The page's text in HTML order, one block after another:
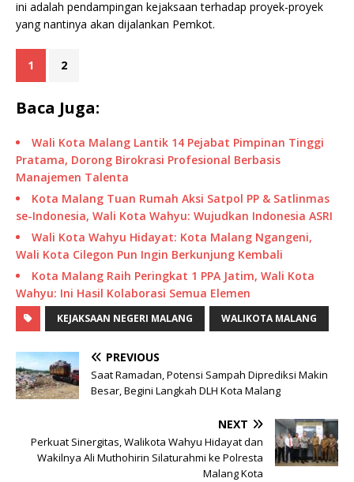
ini adalah pendampingan kejaksaan terhadap proyek-proyek
yang nantinya akan dijalankan Pemkot.
1 2
Baca Juga:
Wali Kota Malang Lantik 14 Pejabat Pimpinan Tinggi
Pratama, Dorong Birokrasi Profesional Berbasis
Manajemen Talenta
Kota Malang Tuan Rumah Aksi Satpol PP & Satlinmas
se-Indonesia, Wali Kota Wahyu: Wujudkan Indonesia ASRI
Wali Kota Wahyu Hidayat: Kota Malang Ngangeni,
Wali Kota Cilegon Pun Ingin Berkunjung Kembali
Kota Malang Raih Peringkat 1 PPA Jatim, Wali Kota
Wahyu: Ini Hasil Kolaborasi Semua Elemen
KEJAKSAAN NEGERI MALANG WALIKOTA MALANG
PREVIOUS
Saat Ramadan, Potensi Sampah Diprediksi Makin
Besar, Begini Langkah DLH Kota Malang
NEXT
Perkuat Sinergitas, Walikota Wahyu Hidayat dan
Wakilnya Ali Muthohirin Silaturahmi ke Polresta
Malang Kota